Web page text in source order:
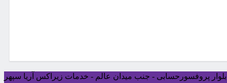
بلوار پروفسورحسابی - جنب میدان عالم - خدمات زیراکس آریا سپهر